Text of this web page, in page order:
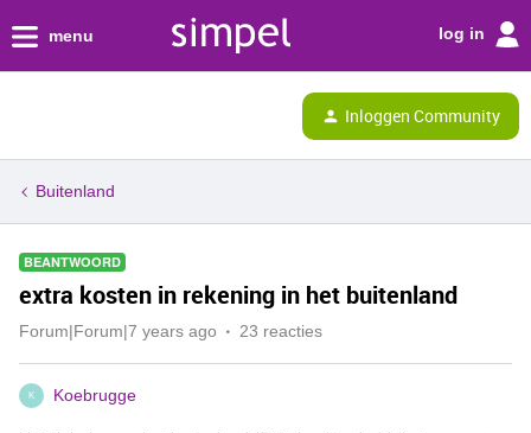
menu log in
Inloggen Community
Buitenland
BEANTWOORD
extra kosten in rekening in het buitenland
Forum|Forum|7 years ago 23 reacties
K Koebrugge